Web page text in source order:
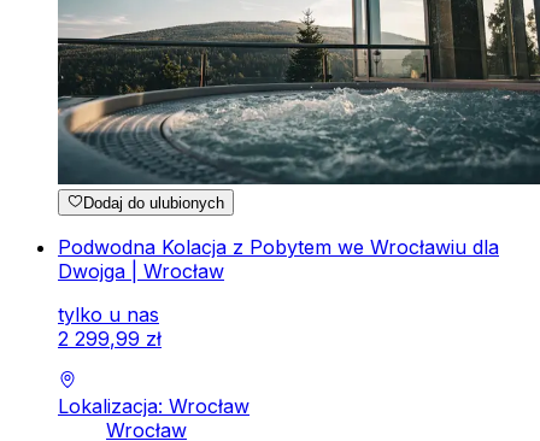
Dodaj do ulubionych
Podwodna Kolacja z Pobytem we Wrocławiu dla
Dwojga | Wrocław
tylko u nas
2 299,99 zł
Lokalizacja: Wrocław
Wrocław